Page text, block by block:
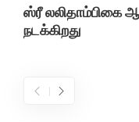
ஸ்ரீ லலிதாம்பிகை
நடக்கிறது